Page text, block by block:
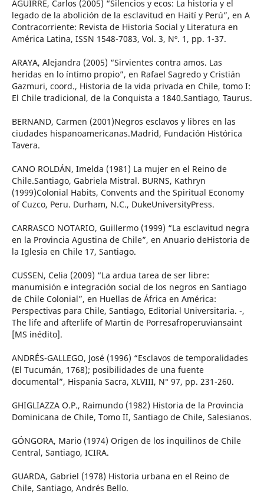
AGUIRRE, Carlos (2005) “Silencios y ecos: La historia y el
legado de la abolición de la esclavitud en Haití y Perú”, en A
Contracorriente: Revista de Historia Social y Literatura en
América Latina, ISSN 1548-7083, Vol. 3, Nº. 1, pp. 1-37.
ARAYA, Alejandra (2005) “Sirvientes contra amos. Las
heridas en lo íntimo propio”, en Rafael Sagredo y Cristián
Gazmuri, coord., Historia de la vida privada en Chile, tomo I:
El Chile tradicional, de la Conquista a 1840.Santiago, Taurus.
BERNAND, Carmen (2001)Negros esclavos y libres en las
ciudades hispanoamericanas.Madrid, Fundación Histórica
Tavera.
CANO ROLDÁN, Imelda (1981) La mujer en el Reino de
Chile.Santiago, Gabriela Mistral. BURNS, Kathryn
(1999)Colonial Habits, Convents and the Spiritual Economy
of Cuzco, Peru. Durham, N.C., DukeUniversityPress.
CARRASCO NOTARIO, Guillermo (1999) “La esclavitud negra
en la Provincia Agustina de Chile”, en Anuario deHistoria de
la Iglesia en Chile 17, Santiago.
CUSSEN, Celia (2009) “La ardua tarea de ser libre:
manumisión e integración social de los negros en Santiago
de Chile Colonial”, en Huellas de África en América:
Perspectivas para Chile, Santiago, Editorial Universitaria. -,
The life and afterlife of Martin de Porresafroperuviansaint
[MS inédito].
ANDRÉS-GALLEGO, José (1996) “Esclavos de temporalidades
(El Tucumán, 1768); posibilidades de una fuente
documental”, Hispania Sacra, XLVIII, N° 97, pp. 231-260.
GHIGLIAZZA O.P., Raimundo (1982) Historia de la Provincia
Dominicana de Chile, Tomo II, Santiago de Chile, Salesianos.
GÓNGORA, Mario (1974) Origen de los inquilinos de Chile
Central, Santiago, ICIRA.
GUARDA, Gabriel (1978) Historia urbana en el Reino de
Chile, Santiago, Andrés Bello.